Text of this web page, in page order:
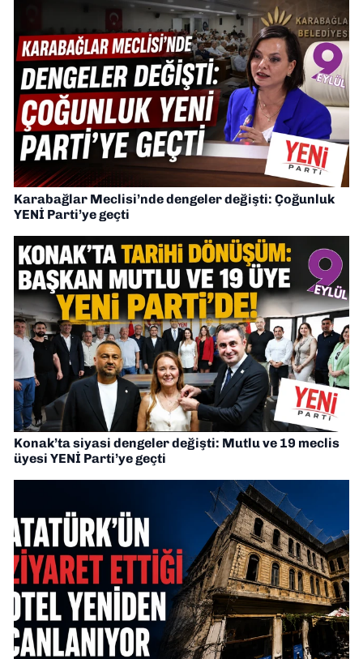
Karabağlar Meclisi’nde dengeler değişti: Çoğunluk
YENİ Parti’ye geçti
Konak’ta siyasi dengeler değişti: Mutlu ve 19 meclis
üyesi YENİ Parti’ye geçti